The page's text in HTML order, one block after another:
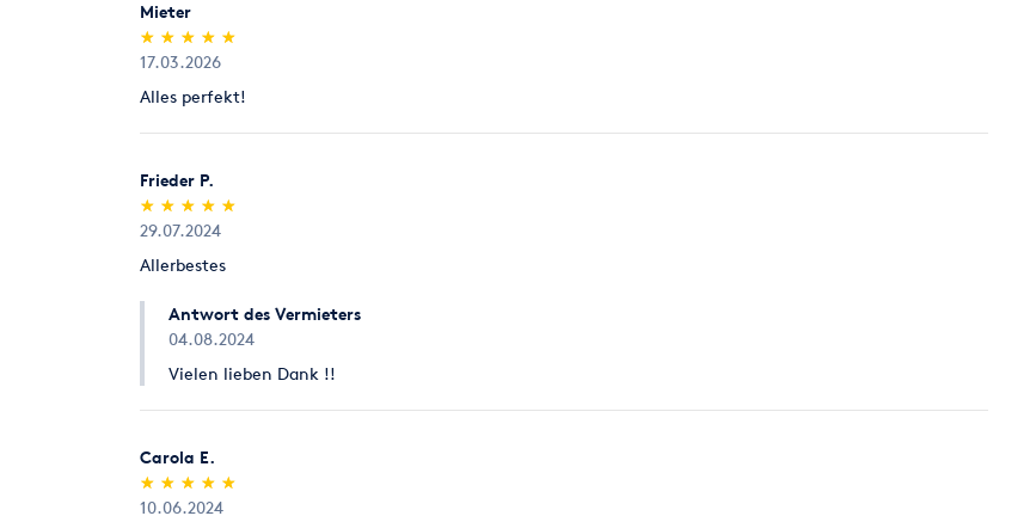
Mieter
(*)
★
★
(*) ★
★
(*) ★
★
(*) ★
★
(*) ★
★
17.03.2026
Alles perfekt!
Frieder P.
(*)
★
★
(*) ★
★
(*) ★
★
(*) ★
★
(*) ★
★
29.07.2024
Allerbestes
Antwort des Vermieters
04.08.2024
Vielen lieben Dank !!
Carola E.
(*)
★
★
(*) ★
★
(*) ★
★
(*) ★
★
(*) ★
★
10.06.2024